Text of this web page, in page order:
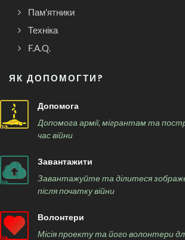
Пам'ятники
Техніка
F.A.Q.
ЯК ДОПОМОГТИ?
Допомога
Допомога армії, мігрантам та
час війни
Завантажити
Завантажуйте та ділитеся
після початку війни
Волонтери
Місія проекту та його волонтери для